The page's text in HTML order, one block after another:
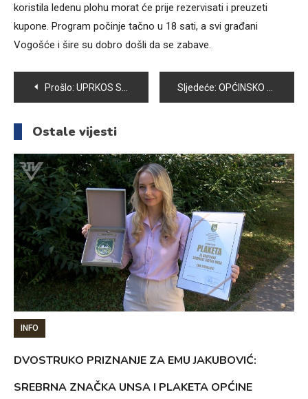
koristila ledenu plohu morat će prije rezervisati i preuzeti
kupone. Program počinje tačno u 18 sati, a svi građani
Vogošće i šire su dobro došli da se zabave.
Navigacija
članaka
Prošlo: UPRKOS SJAJNOJ IGRI VOGOŠĆANSKE ODBOJKAŠICE IZGUBILE OD GOŠĆI IZ MOSTARA Sljedeće: OPĆINSKO VIJEĆE VOGOŠĆA ODRŽALO 2. REDOVNU SJEDNICU
Ostale vijesti
INFO
DVOSTRUKO PRIZNANJE ZA EMU JAKUBOVIĆ:
SREBRNA ZNAČKA UNSA I PLAKETA OPĆINE